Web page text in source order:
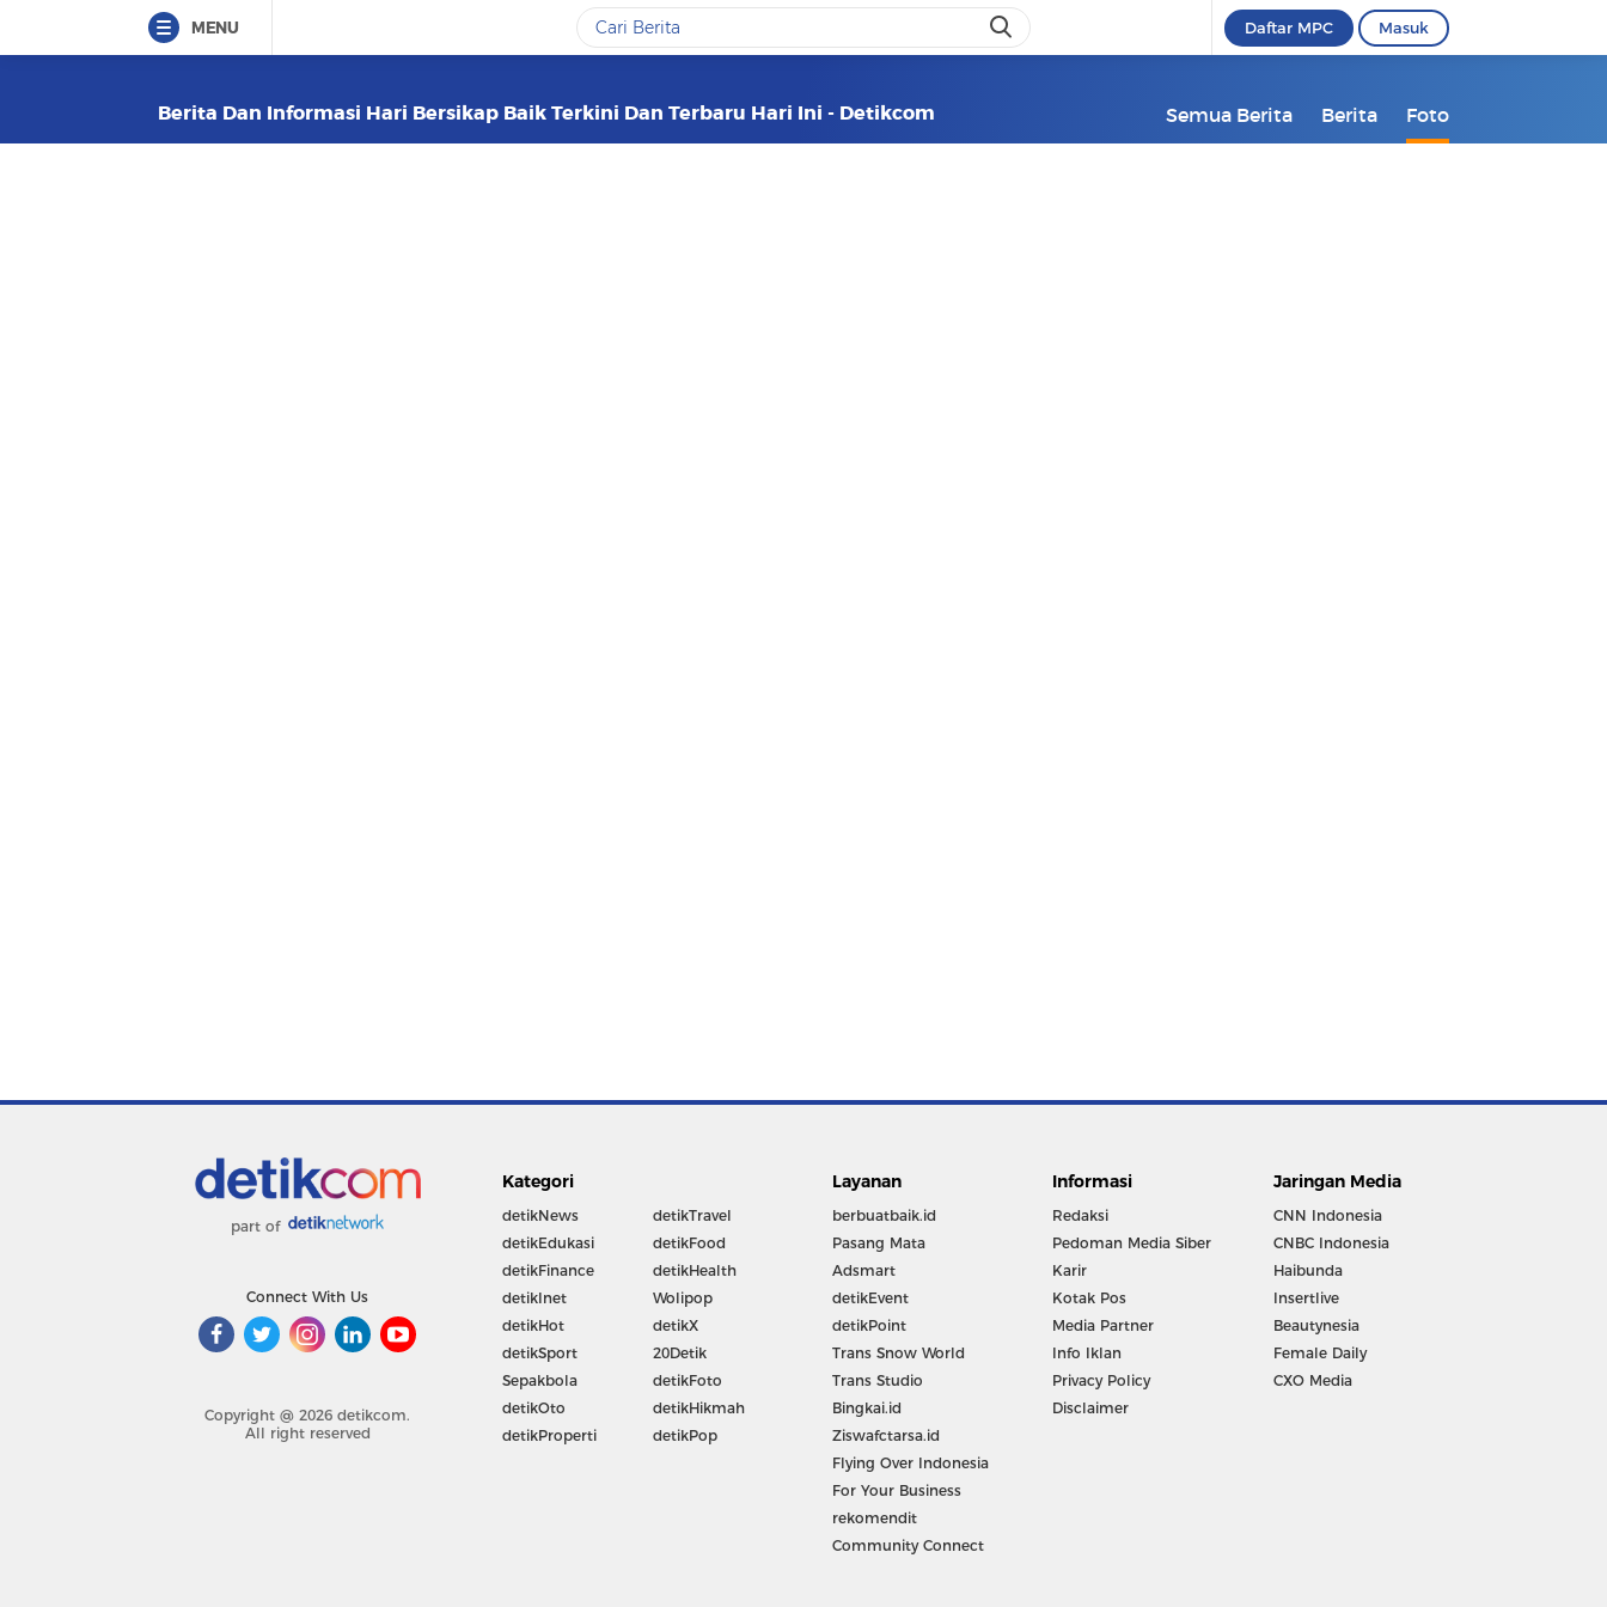
MENU Daftar MPC Masuk
Berita Dan Informasi Hari Bersikap Baik Terkini Dan Terbaru Hari Ini - Detikcom Semua Berita Berita Foto
part of
Connect With Us
Copyright @ 2026 detikcom.
All right reserved
Kategori
detikNews
detikEdukasi
detikFinance
detikInet
detikHot
detikSport
Sepakbola
detikOto
detikProperti
detikTravel
detikFood
detikHealth
Wolipop
detikX
20Detik
detikFoto
detikHikmah
detikPop
Layanan
berbuatbaik.id
Pasang Mata
Adsmart
detikEvent
detikPoint
Trans Snow World
Trans Studio
Bingkai.id
Ziswafctarsa.id
Flying Over Indonesia
For Your Business
rekomendit
Community Connect
Informasi
Redaksi
Pedoman Media Siber
Karir
Kotak Pos
Media Partner
Info Iklan
Privacy Policy
Disclaimer
Jaringan Media
CNN Indonesia
CNBC Indonesia
Haibunda
Insertlive
Beautynesia
Female Daily
CXO Media